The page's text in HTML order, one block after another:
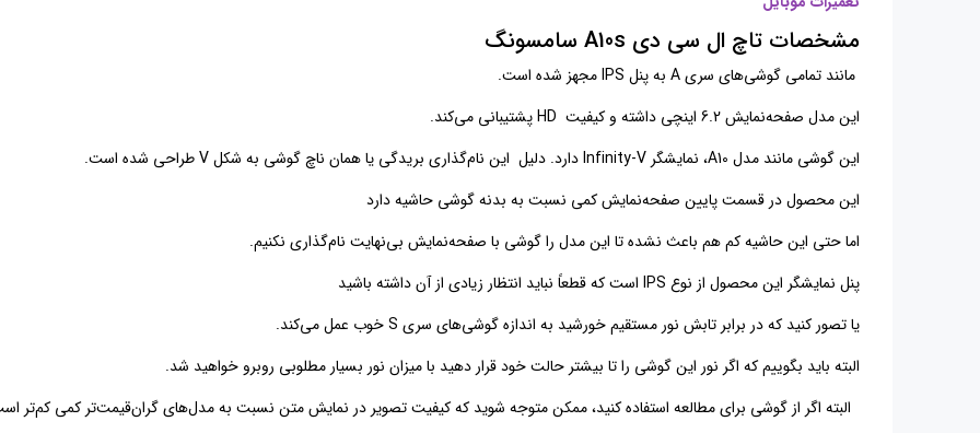
مشخصات تاچ ال سی دی A10s سامسونگ
مانند تمامی گوشی‌های سری A به پنل IPS مجهز شده است.
این مدل صفحه‌نمایش 6.2 اینچی داشته و کیفیت HD پشتیبانی می‌کند.
این گوشی مانند مدل A10، نمایشگر Infinity-V دارد. دلیل این نام‌گذاری بریدگی یا همان ناچ گوشی به شکل V طراحی شده است.
این محصول در قسمت پایین صفحه‌نمایش کمی نسبت به بدنه گوشی حاشیه دارد
اما حتی این حاشیه کم هم باعث نشده تا این مدل را گوشی با صفحه‌نمایش بی‌نهایت نام‌گذاری نکنیم.
پنل نمایشگر این محصول از نوع IPS است که قطعاً نباید انتظار زیادی از آن داشته باشید
یا تصور کنید که در برابر تابش نور مستقیم خورشید به اندازه گوشی‌های سری S خوب عمل می‌کند.
البته باید بگوییم که اگر نور این گوشی را تا بیشتر حالت خود قرار دهید با میزان نور بسیار مطلوبی روبرو خواهید شد.
البته اگر از گوشی برای مطالعه استفاده کنید، ممکن متوجه شوید که کیفیت تصویر در نمایش متن نسبت به مدل‌های گران‌قیمت‌تر کمی کم‌تر